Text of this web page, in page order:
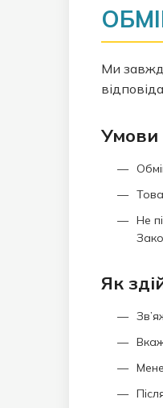
Ми
Умови
Не
Як